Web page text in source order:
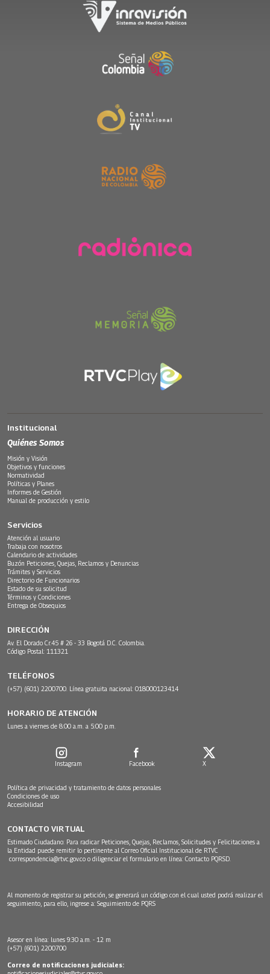
Institucional
Quiénes Somos
Misión y Visión
Objetivos y funciones
Normatividad
Políticas y Planes
Informes de Gestión
Manual de producción y estilo
Servicios
Atención al usuario
Trabaja con nosotros
Calendario de actividades
Buzón Peticiones, Quejas, Reclamos y Denuncias
Trámites y Servicios
Directorio de Funcionarios
Estado de su solicitud
Términos y Condiciones
Entrega de Obsequios
DIRECCIÓN
Av. El Dorado Cr.45 # 26 - 33 Bogotá D.C. Colombia.
Código Postal: 111321
TELÉFONOS
(+57) (601) 2200700. Línea gratuita nacional: 018000123414
HORARIO DE ATENCIÓN
Lunes a viernes de 8:00 a.m. a 5:00 p.m.
Instagram Facebook X
Política de privacidad y tratamiento de datos personales
Condiciones de uso
Accesibilidad
CONTACTO VIRTUAL
Estimado Ciudadano: Para radicar Peticiones, Quejas, Reclamos, Solicitudes y Felicitaciones a
la Entidad puede remitir lo pertinente al Correo Oficial Institucional de RTVC
correspondencia@rtvc.gov.co o diligenciar el formulario en línea: Contacto PQRSD.
Al momento de registrar su petición, se generará un código con el cual usted podrá realizar el
seguimiento, para ello, ingrese a: Seguimiento de PQRS
Asesor en línea: lunes 9:30 a.m. - 12 m
(+57) (601) 2200700
Correo de notificaciones judiciales: